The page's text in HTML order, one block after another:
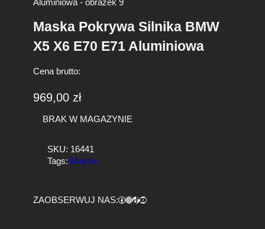
Maska Pokrywa Silnika BMW
X5 X6 E70 E71 Aluminiowa
Cena brutto:
969,00 zł
BRAK W MAGAZYNIE
SKU: 16441
Tags: Maska
ZAOBSERWUJ NAS:Facebook https://www.instagram.com/tuningbaza.pl https://www.tiktok.com/@tuningbaza.pl YouTube